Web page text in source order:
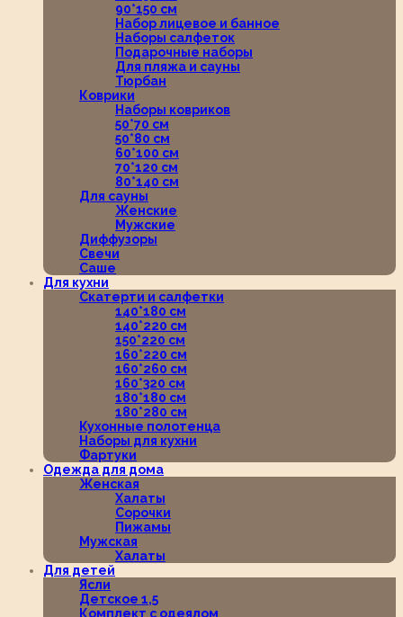
90*150 см
Набор лицевое и банное
Наборы салфеток
Подарочные наборы
Для пляжа и сауны
Тюрбан
Коврики
Наборы ковриков
50*70 см
50*80 см
60*100 см
70*120 см
80*140 см
Для сауны
Женские
Мужские
Диффузоры
Свечи
Саше
Для кухни
Скатерти и салфетки
140*180 см
140*220 см
150*220 см
160*220 см
160*260 см
160*320 см
180*180 см
180*280 см
Кухонные полотенца
Наборы для кухни
Фартуки
Одежда для дома
Женская
Халаты
Сорочки
Пижамы
Мужская
Халаты
Для детей
Ясли
Детское 1,5
Комплект с одеялом